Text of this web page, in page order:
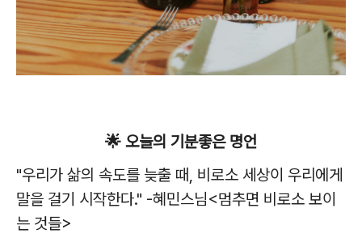
🌟 오늘의 기분좋은 명언
"우리가 삶의 속도를 늦출 때, 비로소 세상이 우리에게
말을 걸기 시작한다." -혜민스님<멈추면 비로소 보이
는 것들>